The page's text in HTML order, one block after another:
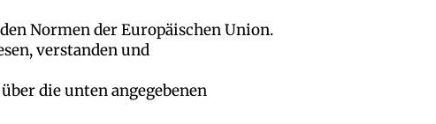
Normen der Europäischen Union.
verstanden und
die unten angegebenen